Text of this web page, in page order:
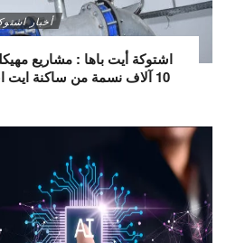
أخبار
اشتوكة أيت باها : مشاريع
10 آلاف نسمة من ساكنة ايت اعميرة بالماء الشروب.